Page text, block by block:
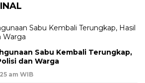
Sabu Kembali Terungkap,
dan Warga
am WIB